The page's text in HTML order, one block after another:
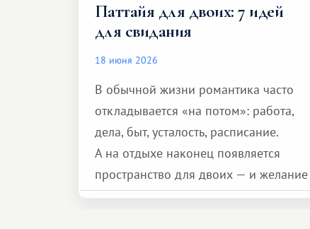
Паттайя для двоих: 7 идей
для свидания
18 июня 2026
В обычной жизни романтика часто
откладывается «на потом»: работа,
дела, быт, усталость, расписание.
А на отдыхе наконец появляется
пространство для двоих — и желание
сделать для близкого человека что-то